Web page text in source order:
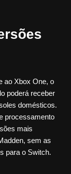
ao Xbox One, o
poderá receber
domésticos.
processamento
mais
sem as
para o Switch.